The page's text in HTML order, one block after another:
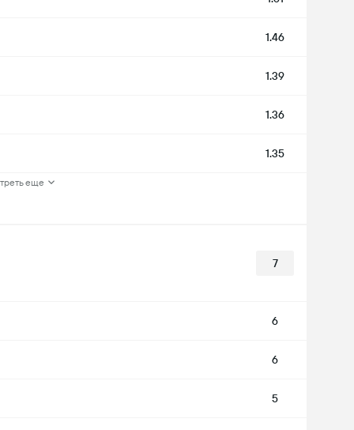
1.46
1.39
1.36
1.35
еще
7
6
6
5